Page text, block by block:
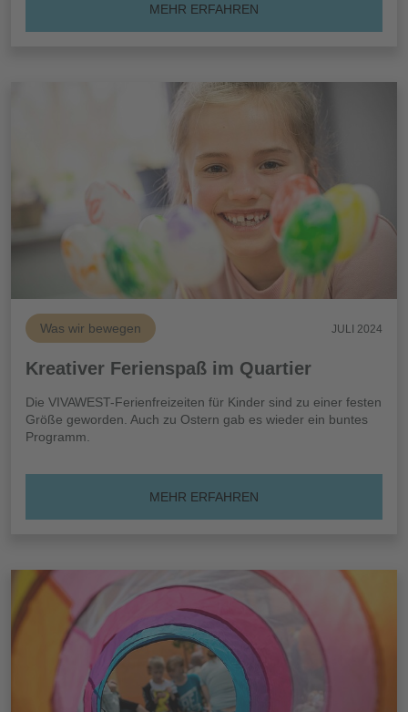
MEHR ERFAHREN
Was wir bewegen JULI 2024
Kreativer Ferienspaß im Quartier
Die VIVAWEST-Ferienfreizeiten für Kinder sind zu einer festen
Größe geworden. Auch zu Ostern gab es wieder ein buntes
Programm.
MEHR ERFAHREN